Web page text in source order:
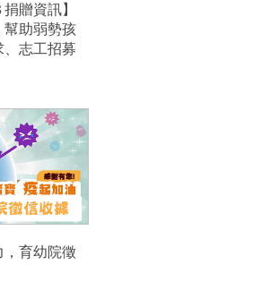
贈資訊】
幫助弱勢孩
、志工招募
，育幼院徵